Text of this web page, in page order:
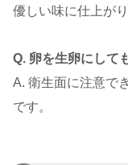
優しい味に仕上がり
Q. 卵を生卵にして
A. 衛生面に注意で
です。